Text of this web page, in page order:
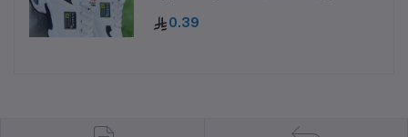
0.39